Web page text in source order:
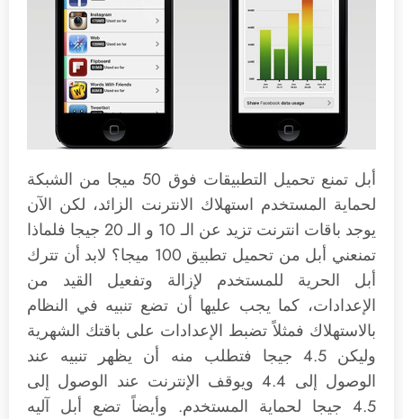
أبل تمنع تحميل التطبيقات فوق 50 ميجا من الشبكة
لحماية المستخدم استهلاك الانترنت الزائد، لكن الآن
يوجد باقات انترنت تزيد عن الـ 10 و الـ 20 جيجا فلماذا
تمنعني أبل من تحميل تطبيق 100 ميجا؟ لابد أن تترك
أبل الحرية للمستخدم لإزالة وتفعيل القيد من
الإعدادات، كما يجب عليها أن تضع تنبيه في النظام
بالاستهلاك فمثلاً تضبط الإعدادات على باقتك الشهرية
وليكن 4.5 جيجا فتطلب منه أن يظهر تنبيه عند
الوصول إلى 4.4 ويوقف الإنترنت عند الوصول إلى
4.5 جيجا لحماية المستخدم. وأيضاً تضع أبل آليه